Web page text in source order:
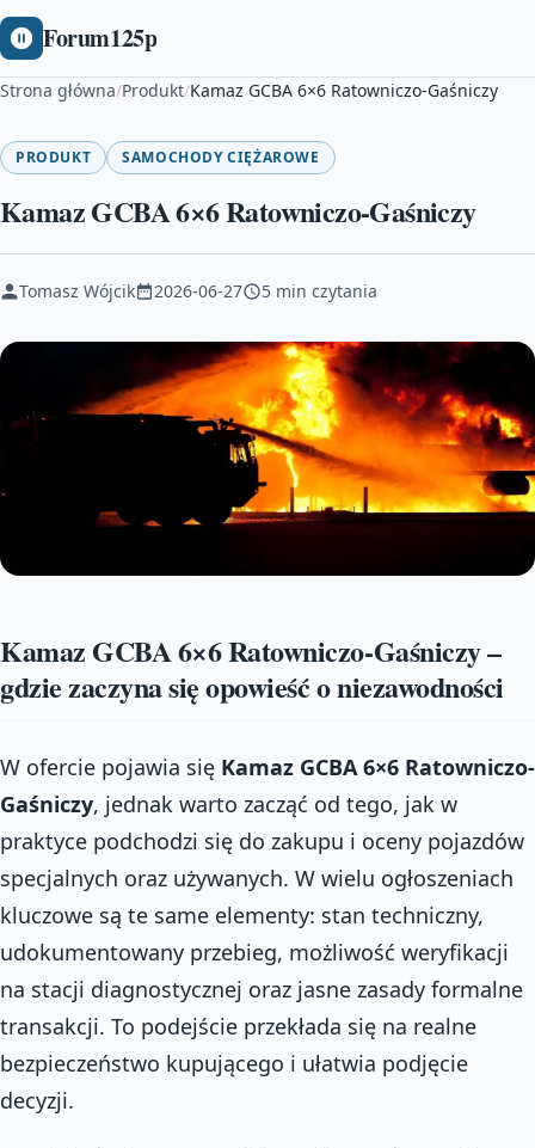
Forum125p
Strona główna/Produkt/Kamaz GCBA 6×6 Ratowniczo-Gaśniczy
PRODUKT SAMOCHODY CIĘŻAROWE
Kamaz GCBA 6×6 Ratowniczo-Gaśniczy
Tomasz Wójcik 2026-06-27 5 min czytania
Kamaz GCBA 6×6 Ratowniczo-Gaśniczy –
gdzie zaczyna się opowieść o niezawodności
W ofercie pojawia się Kamaz GCBA 6×6 Ratowniczo-
Gaśniczy, jednak warto zacząć od tego, jak w
praktyce podchodzi się do zakupu i oceny pojazdów
specjalnych oraz używanych. W wielu ogłoszeniach
kluczowe są te same elementy: stan techniczny,
udokumentowany przebieg, możliwość weryfikacji
na stacji diagnostycznej oraz jasne zasady formalne
transakcji. To podejście przekłada się na realne
bezpieczeństwo kupującego i ułatwia podjęcie
decyzji.